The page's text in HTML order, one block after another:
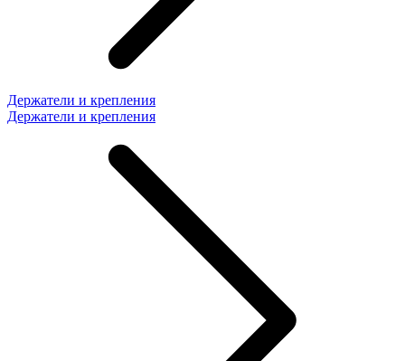
Держатели и крепления
Держатели и крепления